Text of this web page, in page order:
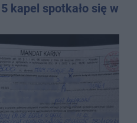
kapel spotkało się w